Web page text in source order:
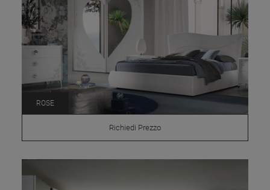
ROSE
Richiedi Prezzo